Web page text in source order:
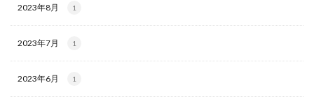
2023年8月 1
2023年7月 1
2023年6月 1